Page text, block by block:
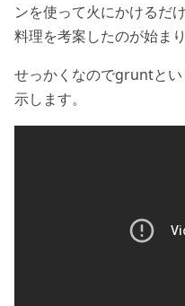
ンを使って火にかけるだ
料理を考案したのが始ま
せっかくなのでgruntと
示します。